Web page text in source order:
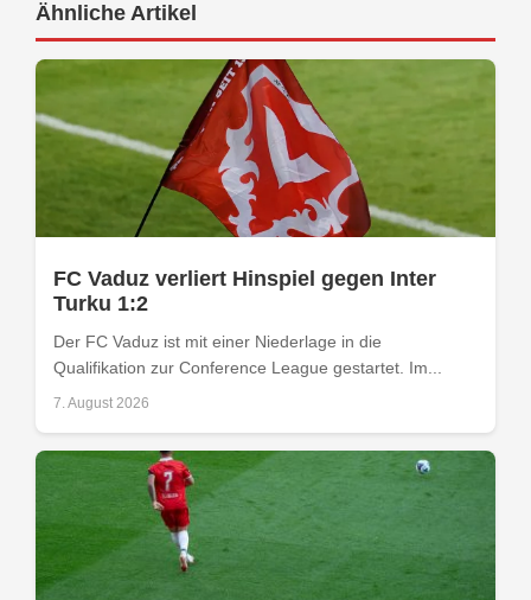
Ähnliche Artikel
FC Vaduz verliert Hinspiel gegen Inter
Turku 1:2
Der FC Vaduz ist mit einer Niederlage in die
Qualifikation zur Conference League gestartet. Im...
7. August 2026